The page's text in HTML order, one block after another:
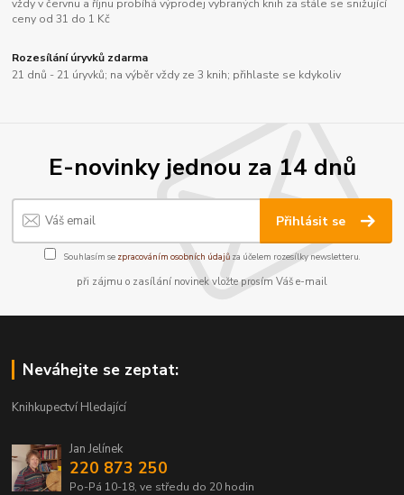
vždy v červnu a říjnu probíhá výprodej vybraných knih za stále se snižující
ceny od 31 do 1 Kč
Rozesílání úryvků zdarma
21 dnů - 21 úryvků; na výběr vždy ze 3 knih; přihlaste se kdykoliv
E-novinky jednou za 14 dnů
Přihlásit se
Souhlasím se zpracováním osobních údajůza účelem rozesílky newsletteru.
při zájmu o zasílání novinek vložte prosím Váš e-mail
Neváhejte se zeptat:
Knihkupectví Hledající
Jan Jelínek
220 873 250
Po-Pá 10-18, ve středu do 20 hodin